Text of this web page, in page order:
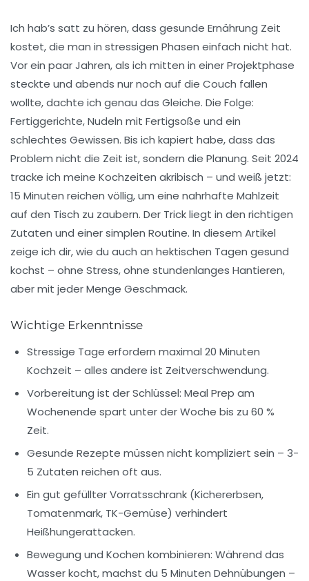
Ich hab’s satt zu hören, dass gesunde Ernährung Zeit
kostet, die man in stressigen Phasen einfach nicht hat.
Vor ein paar Jahren, als ich mitten in einer Projektphase
steckte und abends nur noch auf die Couch fallen
wollte, dachte ich genau das Gleiche. Die Folge:
Fertiggerichte, Nudeln mit Fertigsoße und ein
schlechtes Gewissen. Bis ich kapiert habe, dass das
Problem nicht die Zeit ist, sondern die Planung. Seit 2024
tracke ich meine Kochzeiten akribisch – und weiß jetzt:
15 Minuten reichen völlig, um eine nahrhafte Mahlzeit
auf den Tisch zu zaubern. Der Trick liegt in den richtigen
Zutaten und einer simplen Routine. In diesem Artikel
zeige ich dir, wie du auch an hektischen Tagen gesund
kochst – ohne Stress, ohne stundenlanges Hantieren,
aber mit jeder Menge Geschmack.
Wichtige Erkenntnisse
Stressige Tage erfordern maximal 20 Minuten
Kochzeit – alles andere ist Zeitverschwendung.
Vorbereitung ist der Schlüssel: Meal Prep am
Wochenende spart unter der Woche bis zu 60 %
Zeit.
Gesunde Rezepte müssen nicht kompliziert sein – 3-
5 Zutaten reichen oft aus.
Ein gut gefüllter Vorratsschrank (Kichererbsen,
Tomatenmark, TK-Gemüse) verhindert
Heißhungerattacken.
Bewegung und Kochen kombinieren: Während das
Wasser kocht, machst du 5 Minuten Dehnübungen –